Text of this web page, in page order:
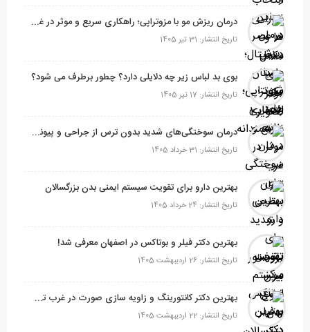
درمان ریزش مو با مزوتراپی؛ راهکاری سریع و موثر در غرب تهران
تاریخ انتشار: 31 تیر 1405
بوی بد لباس زیر چه دلایلی دارد؟ چطور برطرف می شود؟
تاریخ انتشار: 17 تیر 1405
درمان سوختگی‌های شدید بدون ترس از جراحی و پیوند پوست
تاریخ انتشار: 31 خرداد 1405
بهترین دارو برای تقویت سیستم ایمنی بدن بزرگسالان
تاریخ انتشار: 24 خرداد 1405
بهترین دکتر فیلر و بوتاکس در اصفهان معرفی شد!
تاریخ انتشار: 26 اردیبهشت 1405
بهترین دکتر کانتورینگ و زاویه سازی صورت در غرب تهران
تاریخ انتشار: 22 اردیبهشت 1405